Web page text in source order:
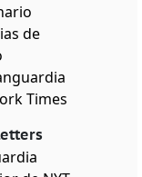
de
Times